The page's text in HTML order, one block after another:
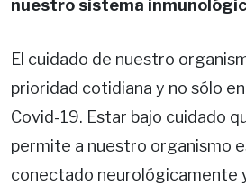
nuestro sistema
El cuidado de nuestro
prioridad cotidiana y no sólo
Covid-19. Estar bajo cuidado
permite a nuestro organismo
conectado neurológicamente